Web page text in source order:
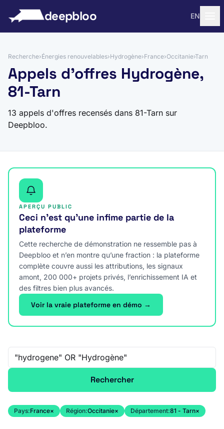
deepbloo EN
Recherche›Énergies renouvelables›Hydrogène›France›Occitanie›Tarn
Appels d'offres Hydrogène,
81-Tarn
13 appels d'offres recensés dans 81-Tarn sur
Deepbloo.
APERÇU PUBLIC
Ceci n’est qu’une infime partie de la
plateforme
Cette recherche de démonstration ne ressemble pas à
Deepbloo et n’en montre qu’une fraction : la plateforme
complète couvre aussi les attributions, les signaux
amont, 200 000+ projets privés, l’enrichissement IA et
des filtres bien plus avancés.
Voir la vraie plateforme en démo →
Recherche libre
Rechercher
Pays:France× Région:Occitanie× Département:81 - Tarn×